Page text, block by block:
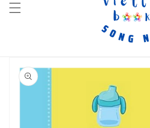
product
information